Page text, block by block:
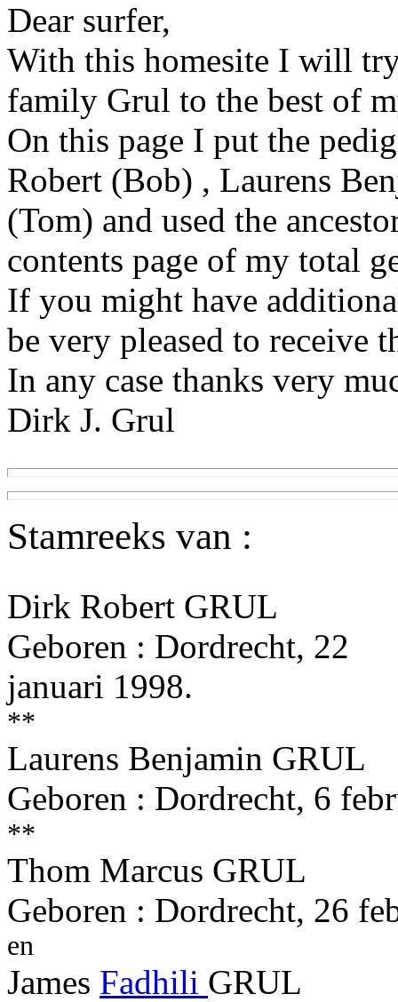
Dear surfer,
With this homesite I will
family Grul to the best of
On this page I put the
Robert (Bob) , Laurens
(Tom) and used the
contents page of my total
If you might have
be very pleased to receive
In any case thanks very
Dirk J. Grul
Stamreeks van :
Dirk Robert GRUL
Geboren : Dordrecht, 22
januari 1998.
**
Laurens Benjamin GRUL
Geboren : Dordrecht, 6
**
Thom Marcus GRUL
Geboren : Dordrecht, 26
en
James Fadhili GRUL